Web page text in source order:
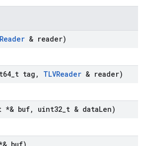
& reader)
t tag , TLVReader & reader)
*& buf, uint32 t & dataLen)